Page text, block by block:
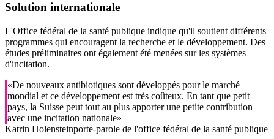
Solution internationale
L'Office fédéral de la santé publique indique qu'il soutient différents
programmes qui encouragent la recherche et le développement. Des
études préliminaires ont également été menées sur les systèmes
d'incitation.
«De nouveaux antibiotiques sont développés pour le marché
mondial et ce développement est très coûteux. En tant que petit
pays, la Suisse peut tout au plus apporter une petite contribution
avec une incitation nationale»
Katrin Holensteinporte-parole de l'office fédéral de la santé publique